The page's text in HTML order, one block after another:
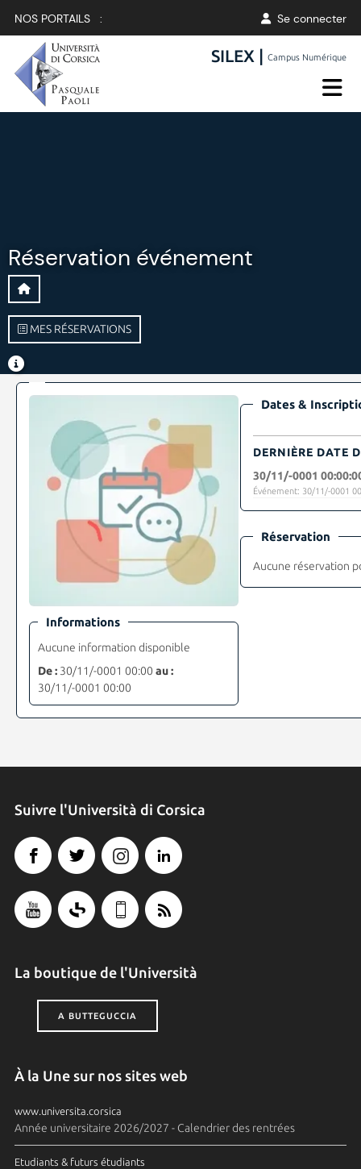
NOS PORTAILS : Se connecter
SILEX |Campus Numérique
Réservation événement
MES RÉSERVATIONS
Informations
Aucune information disponible
De :30/11/-0001 00:00 au :
30/11/-0001 00:00
Dates &
DERNIÈRE DATE
30/11/-0001
Événement: 30/11/-0001
Réservation
Aucune réservation
Suivre l'Università di Corsica
La boutique de l'Università
A BUTTEGUCCIA
À la Une sur nos sites web
www.universita.corsica
Année universitaire 2026/2027 - Calendrier des rentrées
Etudiants & futurs étudiants